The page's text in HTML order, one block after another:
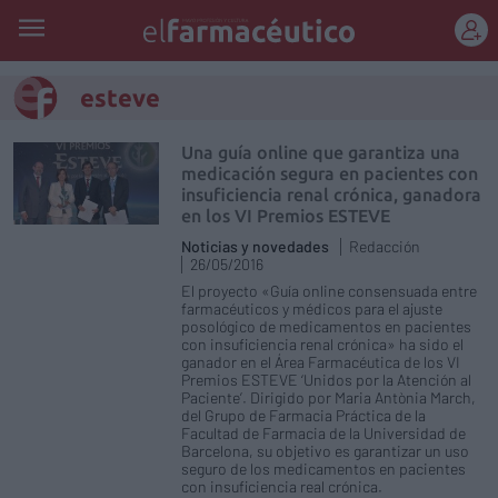
esteve
Una guía online que garantiza una
medicación segura en pacientes con
insuficiencia renal crónica, ganadora
en los VI Premios ESTEVE
Noticias y novedades
Redacción
26/05/2016
El proyecto «Guía online consensuada entre
farmacéuticos y médicos para el ajuste
posológico de medicamentos en pacientes
con insuficiencia renal crónica» ha sido el
ganador en el Área Farmacéutica de los VI
Premios ESTEVE ‘Unidos por la Atención al
Paciente’. Dirigido por Maria Antònia March,
del Grupo de Farmacia Práctica de la
Facultad de Farmacia de la Universidad de
Barcelona, su objetivo es garantizar un uso
seguro de los medicamentos en pacientes
con insuficiencia real crónica.